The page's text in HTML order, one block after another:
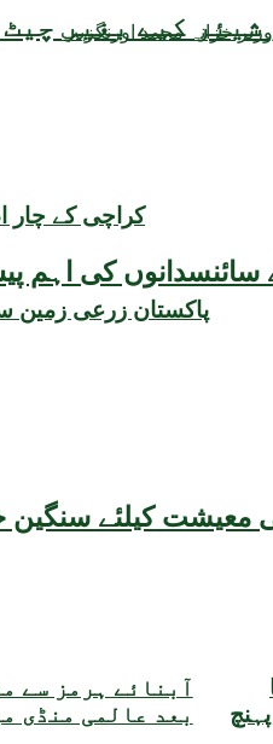
کیے بغیر
کے سائنسدانوں کی
خزانہ محمد اورنگزیب
کراچی کے چار
پاکستان زرعی زمین
تک پہنچ
آبنائے ہرمز سے
بعد عالمی منڈی